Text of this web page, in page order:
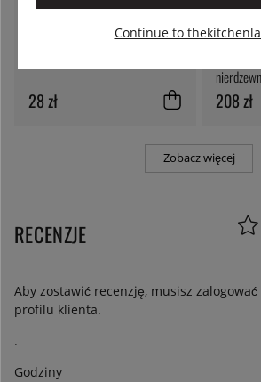
28 zł
RÖSLE
208 zł
Zobacz więcej
RECENZJE
Aby zostawić recenzję, musisz zalogować
profilu klienta.
.
Godziny
Continue to